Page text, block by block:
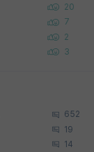
20
7
2
3
652
19
14